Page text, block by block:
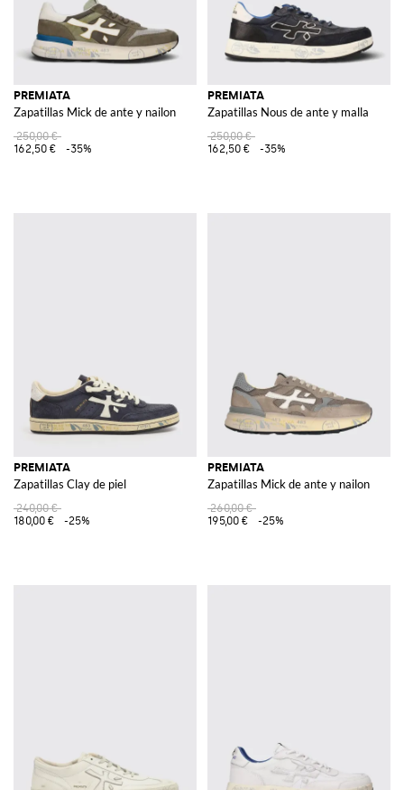
PREMIATA
Zapatillas Mick de ante y nailon
250,00 €
162,50 €
-35%
PREMIATA
Zapatillas Nous de ante y malla
250,00 €
162,50 €
-35%
PREMIATA
Zapatillas Clay de piel
240,00 €
180,00 €
-25%
PREMIATA
Zapatillas Mick de ante y nailon
260,00 €
195,00 €
-25%